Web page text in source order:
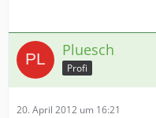
Pluesch
Profi
20. April 2012 um 16:21